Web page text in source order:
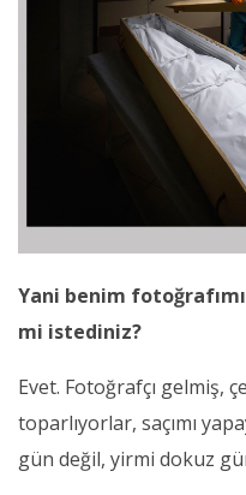
Yani benim
mi istediniz?
Evet. Fotoğrafçı gelmiş,
toparlıyorlar, saçımı
gün değil, yirmi dokuz